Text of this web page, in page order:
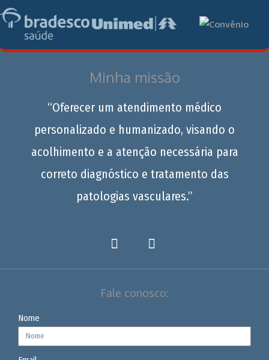
Minha missão
“Oferecer um atendimento médico
personalizado e humanizado, visando o
acolhimento e a atenção necessária para
correto diagnóstico e tratamento das
patologias vasculares.”
Fale conosco:
Nome